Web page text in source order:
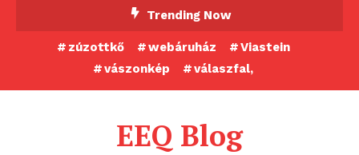
Trending Now
zúzottkő webáruház
Viastein
vászonkép
válaszfal,
EEQ Blog